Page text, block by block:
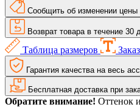
Сообщить об изменении цены
Возврат товара в течение 30
Таблица размеров
Гарантия качества на весь
Бесплатная доставка при
Обратите внимание! Оттенок